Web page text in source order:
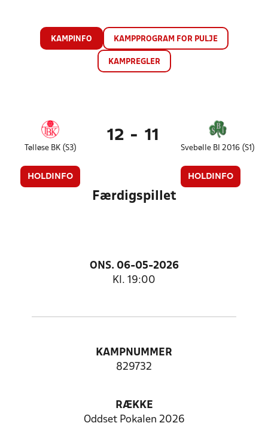
KAMPINFO KAMPPROGRAM FOR PULJE
KAMPREGLER
Tølløse BK (S3)
HOLDINFO
12 - 11
Svebølle BI 2016 (S1)
HOLDINFO
Færdigspillet
ONS. 06-05-2026
Kl. 19:00
KAMPNUMMER
829732
RÆKKE
Oddset Pokalen 2026